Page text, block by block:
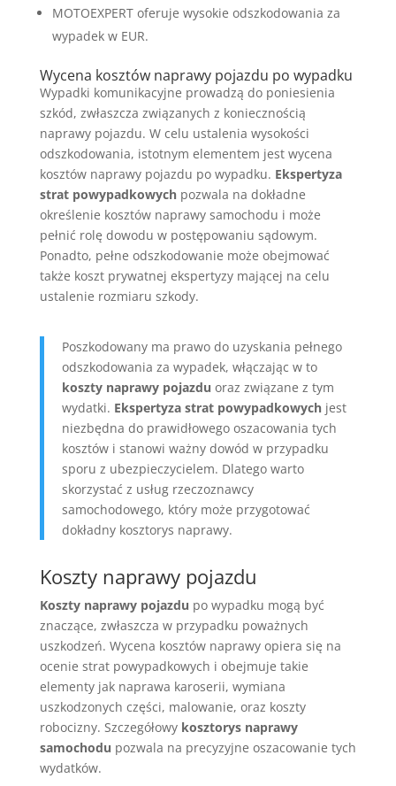
MOTOEXPERT oferuje wysokie odszkodowania za
wypadek w EUR.
Wycena kosztów naprawy pojazdu po wypadku
Wypadki komunikacyjne prowadzą do poniesienia
szkód, zwłaszcza związanych z koniecznością
naprawy pojazdu. W celu ustalenia wysokości
odszkodowania, istotnym elementem jest wycena
kosztów naprawy pojazdu po wypadku. Ekspertyza
strat powypadkowychpozwala na dokładne
określenie kosztów naprawy samochodu i może
pełnić rolę dowodu w postępowaniu sądowym.
Ponadto, pełne odszkodowanie może obejmować
także koszt prywatnej ekspertyzy mającej na celu
ustalenie rozmiaru szkody.
Poszkodowany ma prawo do uzyskania pełnego
odszkodowania za wypadek, włączając w to
koszty naprawy pojazdu oraz związane z tym
wydatki. Ekspertyza strat powypadkowychjest
niezbędna do prawidłowego oszacowania tych
kosztów i stanowi ważny dowód w przypadku
sporu z ubezpieczycielem. Dlatego warto
skorzystać z usług rzeczoznawcy
samochodowego, który może przygotować
dokładny kosztorys naprawy.
Koszty naprawy pojazdu
Koszty naprawy pojazdu po wypadku mogą być
znaczące, zwłaszcza w przypadku poważnych
uszkodzeń. Wycena kosztów naprawy opiera się na
ocenie strat powypadkowych i obejmuje takie
elementy jak naprawa karoserii, wymiana
uszkodzonych części, malowanie, oraz koszty
robocizny. Szczegółowy kosztorys naprawy
samochodu pozwala na precyzyjne oszacowanie tych
wydatków.